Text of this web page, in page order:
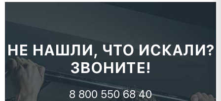
НЕ НАШЛИ, ЧТО ИСКАЛИ?
ЗВОНИТЕ!
8 800 550 68 40